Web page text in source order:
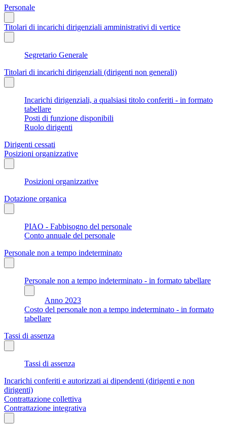
Personale
Titolari di incarichi dirigenziali amministrativi di vertice
Segretario Generale
Titolari di incarichi dirigenziali (dirigenti non generali)
Incarichi dirigenziali, a qualsiasi titolo conferiti - in formato
tabellare
Posti di funzione disponibili
Ruolo dirigenti
Dirigenti cessati
Posizioni organizzative
Posizioni organizzative
Dotazione organica
PIAO - Fabbisogno del personale
Conto annuale del personale
Personale non a tempo indeterminato
Personale non a tempo indeterminato - in formato tabellare
Anno 2023
Costo del personale non a tempo indeterminato - in formato
tabellare
Tassi di assenza
Tassi di assenza
Incarichi conferiti e autorizzati ai dipendenti (dirigenti e non
dirigenti)
Contrattazione collettiva
Contrattazione integrativa